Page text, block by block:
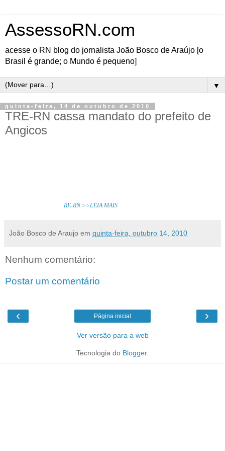
AssessoRN.com
acesse o RN blog do jornalista João Bosco de Araújo [o
Brasil é grande; o Mundo é pequeno]
▼
quinta-feira, 14 de outubro de 2010
TRE-RN cassa mandato do prefeito de
Angicos
RE-RN >>LEIA MAIS
João Bosco de Araujo em quinta-feira, outubro 14, 2010
Nenhum comentário:
Postar um comentário
‹ ›
Página inicial
Ver versão para a web
Tecnologia do Blogger.